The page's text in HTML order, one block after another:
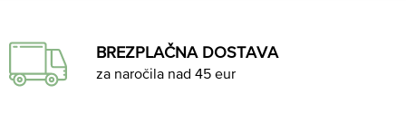
BREZPLAČNA DOSTAVA
za naročila nad 45 eur